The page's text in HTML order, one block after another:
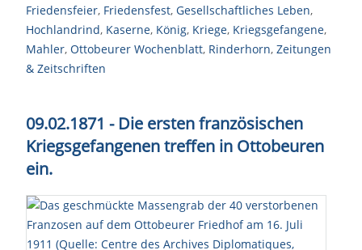
Friedensfeier, Friedensfest, Gesellschaftliches Leben,
Hochlandrind, Kaserne, König, Kriege, Kriegsgefangene,
Mahler, Ottobeurer Wochenblatt, Rinderhorn, Zeitungen
& Zeitschriften
09.02.1871 - Die ersten französischen
Kriegsgefangenen treffen in Ottobeuren
ein.